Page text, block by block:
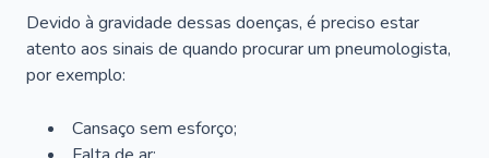
Devido à gravidade dessas doenças, é preciso estar
atento aos sinais de quando procurar um pneumologista,
por exemplo:
Cansaço sem esforço;